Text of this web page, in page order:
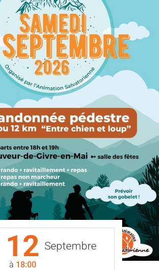
12 Septembre
à 18:00